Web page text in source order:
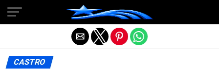
CASTRO
Salir de la versión móvil